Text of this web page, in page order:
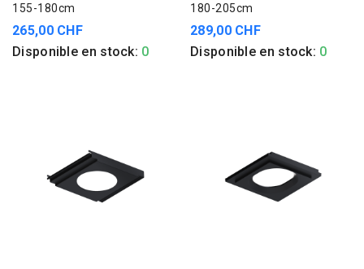
155-180cm
265,00 CHF
Disponible en stock: 0
180-205cm
289,00 CHF
Disponible en stock: 0